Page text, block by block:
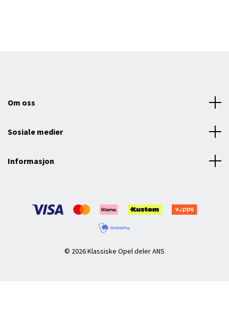
Om oss
Sosiale medier
Informasjon
© 2026 Klassiske Opel deler ANS